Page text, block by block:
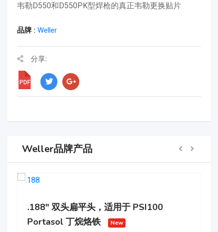
韦勒D550和D550PK型焊枪的真正韦勒更换贴片
品牌 : Weller
分享:
PDF
Weller品牌产品
.188" 双头扁平头，适用于 PSI100
Portasol 丁烷烙铁
New